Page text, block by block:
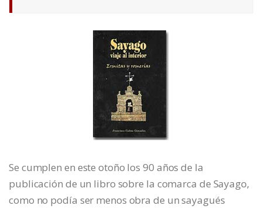
Se cumplen en este otoño los 90 años de la
publicación de un libro sobre la comarca de Sayago,
como no podía ser menos obra de un sayagués